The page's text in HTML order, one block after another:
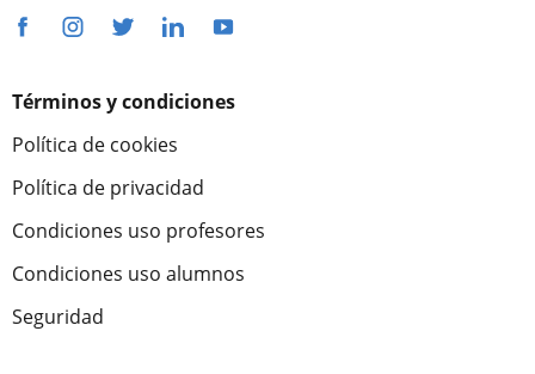
Términos y condiciones
Política de cookies
Política de privacidad
Condiciones uso profesores
Condiciones uso alumnos
Seguridad